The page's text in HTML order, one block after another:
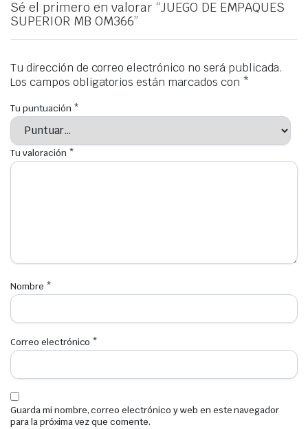
Sé el primero en valorar “JUEGO DE EMPAQUES
SUPERIOR MB OM366”
Tu dirección de correo electrónico no será publicada.
Los campos obligatorios están marcados con *
Tu puntuación *
Tu valoración *
Nombre *
Correo electrónico *
Guarda mi nombre, correo electrónico y web en este navegador
para la próxima vez que comente.